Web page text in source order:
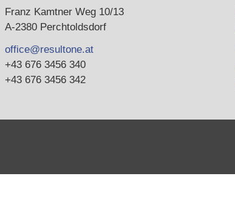
Franz Kamtner Weg 10/13
A-2380 Perchtoldsdorf
office@resultone.at
+43 676 3456 340
+43 676 3456 342